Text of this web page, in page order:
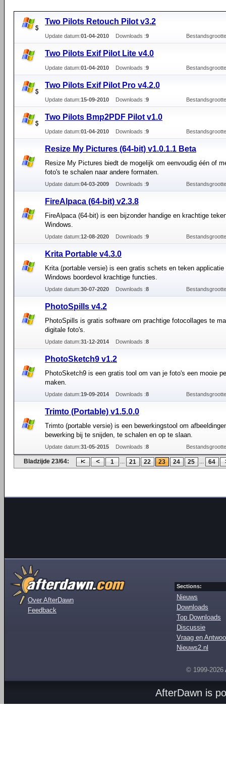
Two Pilots Retouch Pilot v3.2
Update datum:01-04-2010 Downloads :9
Two Pilots Exif Pilot Lite v4.0
Update datum:01-04-2010 Downloads :9
Two Pilots Exif Pilot Pro v4.2.0
Update datum:15-09-2010 Downloads :9
Two Pilots Bmp2PDF Pilot v1.0
Update datum:01-04-2010 Downloads :9
Resize My Pictures (64-bit) v1.0.1.1 Beta
Resize My Pictures biedt de mogelijk om eenvoudig één of
foto's te schalen naar andere formaten.
Update datum:04-03-2009 Downloads :9
FireAlpaca (64-bit) v2.3.8
FireAlpaca (64-bit) is een bijzonder handige en krachtige
Windows.
Update datum:12-08-2020 Downloads :9
Krita Portable v4.3.0
Krita (portable versie) is een gratis schets en teken applicatie
Windows boordevol krachtige functies.
Update datum:30-07-2020 Downloads :8
PhotoSpills v4.2
PhotoSpills is gratis software om prachtige fotocollages te
digitale foto's.
Update datum:31-12-2014 Downloads :8
PhotoSketch9 v1.2
PhotoSketch9 is een gratis tool om van je foto's een mooie
maken.
Update datum:19-09-2014 Downloads :8
Trimto (Portable) v1.5.0.0
Trimto (portable versie) is een bewerkingstool om
bewerking bij te snijden, te schalen en op te slaan.
Update datum:31-05-2015 Downloads :8
Bladzijde 23/64: 1 ... 21 22 23 24 25 ... 64
Over AfterDawn
Feedback
Sections:
Nieuws
Downloads
Top Downloads
Discussie
Vraag en
Nieuws2.nl
© 1999-2026
AfterDawn is